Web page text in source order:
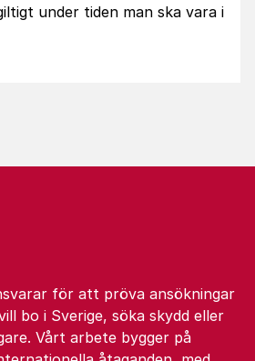
under tiden man ska vara i
för att pröva ansökningar
bo i Sverige, söka skydd eller
Vårt arbete bygger på